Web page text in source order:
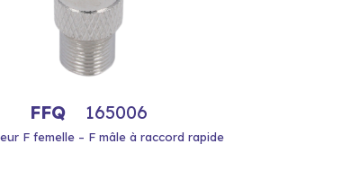
FFQ 165006
F femelle – F mâle à raccord rapide